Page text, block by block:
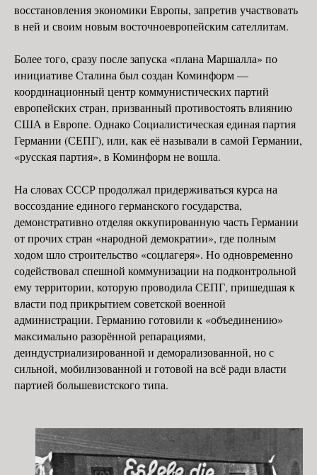
восстановления экономики Европы, запретив участвовать
в ней и своим новым восточноевропейским сателлитам.
Более того, сразу после запуска «плана Маршалла» по
инициативе Сталина был создан Коминформ —
координационный центр коммунистических партий
европейских стран, призванный противостоять влиянию
США в Европе. Однако Социалистическая единая партия
Германии (СЕПГ), или, как её называли в самой Германии,
«русская партия», в Коминформ не вошла.
На словах СССР продолжал придерживаться курса на
воссоздание единого германского государства,
демонстративно отделяя оккупированную часть Германии
от прочих стран «народной демократии», где полным
ходом шло строительство «соцлагеря». Но одновременно
содействовал спешной коммунизации на подконтрольной
ему территории, которую проводила СЕПГ, пришедшая к
власти под прикрытием советской военной
администрации. Германию готовили к «объединению»
максимально разорённой репарациями,
деиндустриализированной и деморализованной, но с
сильной, мобилизованной и готовой на всё ради власти
партией большевистского типа.